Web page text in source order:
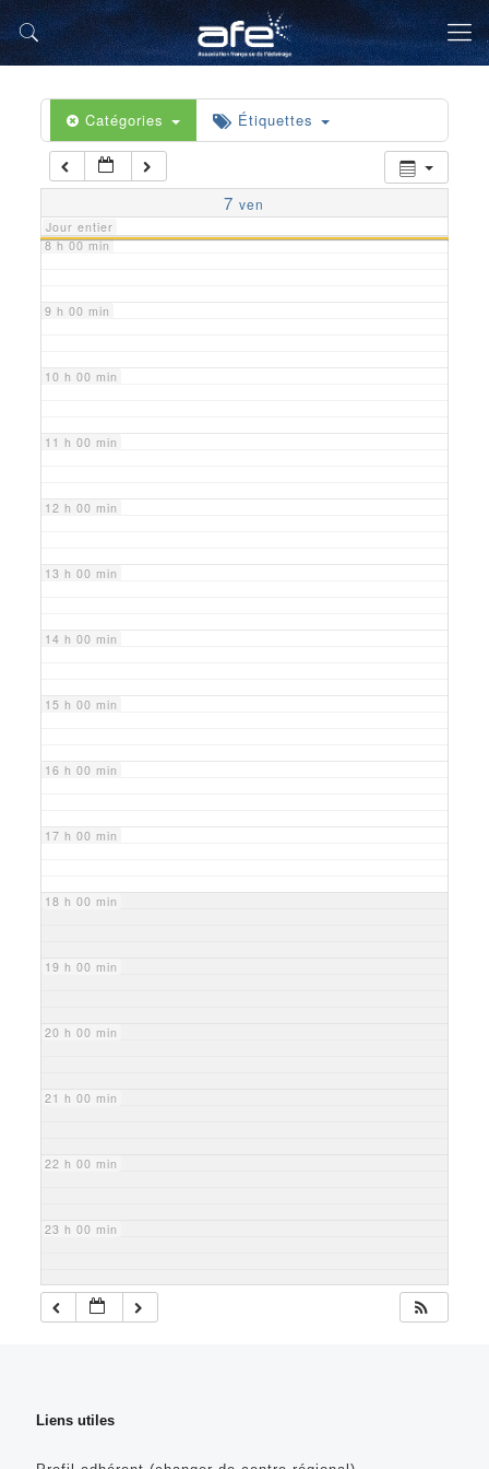
Catégories Étiquettes
7 ven
Jour entier
5 h 00 min
6 h 00 min
7 h 00 min
8 h 00 min
9 h 00 min
10 h 00 min
11 h 00 min
12 h 00 min
13 h 00 min
14 h 00 min
15 h 00 min
16 h 00 min
17 h 00 min
18 h 00 min
19 h 00 min
20 h 00 min
21 h 00 min
22 h 00 min
23 h 00 min
Liens utiles